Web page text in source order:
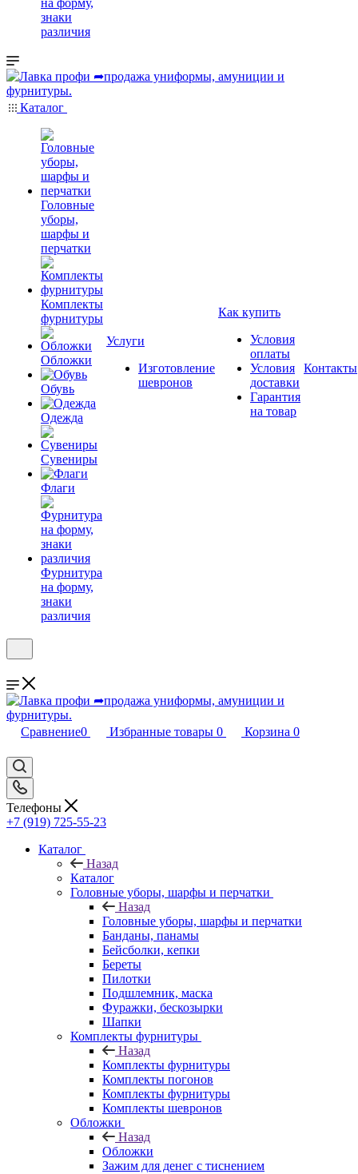
на форму,
знаки
различия
Каталог
Головные
уборы,
шарфы и
перчатки
Комплекты
фурнитуры
Обложки
Обувь
Одежда
Сувениры
Флаги
Фурнитура
на форму,
знаки
различия
Услуги
Изготовление
шевронов
Как купить
Условия
оплаты
Условия
доставки
Гарантия
на товар
Контакты
Сравнение0 Избранные товары 0 Корзина 0
Телефоны
+7 (919) 725-55-23
Каталог
Назад
Каталог
Головные уборы, шарфы и перчатки
Назад
Головные уборы, шарфы и перчатки
Банданы, панамы
Бейсболки, кепки
Береты
Пилотки
Подшлемник, маска
Фуражки, бескозырки
Шапки
Комплекты фурнитуры
Назад
Комплекты фурнитуры
Комплекты погонов
Комплекты фурнитуры
Комплекты шевронов
Обложки
Назад
Обложки
Зажим для денег с тиснением